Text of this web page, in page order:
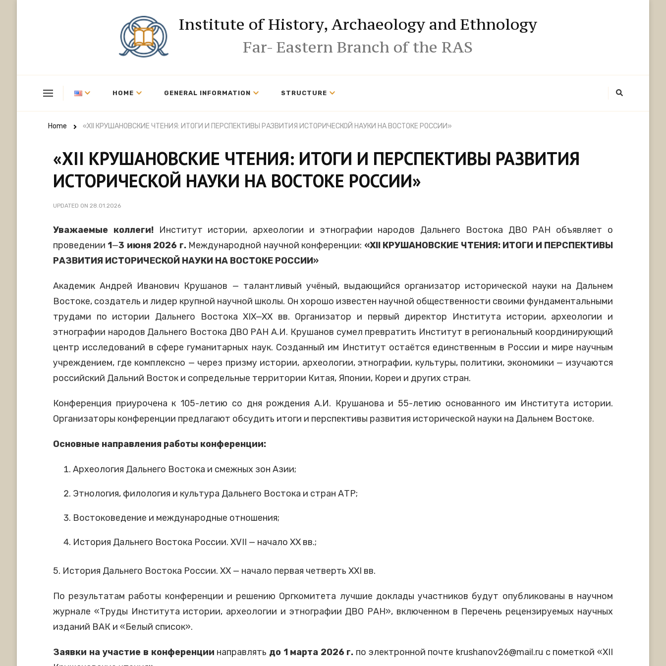
Institute of History, Archaeology and Ethnology
Far- Eastern Branch of the RAS
HOME GENERAL INFORMATION STRUCTURE
Home «XII КРУШАНОВСКИЕ ЧТЕНИЯ: ИТОГИ И ПЕРСПЕКТИВЫ РАЗВИТИЯ ИСТОРИЧЕСКОЙ НАУКИ НА ВОСТОКЕ РОССИИ»
«XII КРУШАНОВСКИЕ ЧТЕНИЯ: ИТОГИ И ПЕРСПЕКТИВЫ РАЗВИТИЯ
ИСТОРИЧЕСКОЙ НАУКИ НА ВОСТОКЕ РОССИИ»
UPDATED ON 28.01.2026
Уважаемые коллеги!Институт истории, археологии и этнографии народов Дальнего Востока ДВО РАН объявляет о
проведении 1—3 июня 2026 г.Международной научной конференции: «XII КРУШАНОВСКИЕ ЧТЕНИЯ: ИТОГИ И ПЕРСПЕКТИВЫ
РАЗВИТИЯ ИСТОРИЧЕСКОЙ НАУКИ НА ВОСТОКЕ РОССИИ»
Академик Андрей Иванович Крушанов — талантливый учёный, выдающийся организатор исторической науки на Дальнем
Востоке, создатель и лидер крупной научной школы. Он хорошо известен научной общественности своими фундаментальными
трудами по истории Дальнего Востока XIX—XX вв. Организатор и первый директор Института истории, археологии и
этнографии народов Дальнего Востока ДВО РАН А.И. Крушанов сумел превратить Институт в региональный координирующий
центр исследований в сфере гуманитарных наук. Созданный им Институт остаётся единственным в России и мире научным
учреждением, где комплексно — через призму истории, археологии, этнографии, культуры, политики, экономики — изучаются
российский Дальний Восток и сопредельные территории Китая, Японии, Кореи и других стран.
Конференция приурочена к 105-летию со дня рождения А.И. Крушанова и 55-летию основанного им Института истории.
Организаторы конференции предлагают обсудить итоги и перспективы развития исторической науки на Дальнем Востоке.
Основные направления работы конференции:
Археология Дальнего Востока и смежных зон Азии;
Этнология, филология и культура Дальнего Востока и стран АТР;
Востоковедение и международные отношения;
История Дальнего Востока России. XVII — начало XX вв.;
5. История Дальнего Востока России. XX — начало первая четверть XXI вв.
По результатам работы конференции и решению Оргкомитета лучшие доклады участников будут опубликованы в научном
журнале «Труды Института истории, археологии и этнографии ДВО РАН», включенном в Перечень рецензируемых научных
изданий ВАК и «Белый список».
Заявки на участие в конференции направлять до 1 марта 2026 г. по электронной почте krushanov26@mail.ru с пометкой «XII